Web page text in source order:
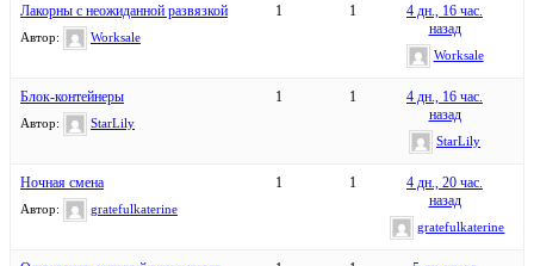
Лакорны с неожиданной развязкой
Автор: Worksale
1 1
4 дн., 16 час.
назад
Worksale
Блок-контейнеры
Автор: StarLily
1 1
4 дн., 16 час.
назад
StarLily
Ночная смена
Автор: gratefulkaterine
1 1
4 дн., 20 час.
назад
gratefulkaterine